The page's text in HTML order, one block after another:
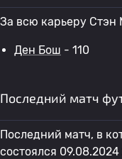
За всю карьеру Стэн
Ден Бош - 110
Последний матч
Последний матч, в
состоялся 09.08.2024